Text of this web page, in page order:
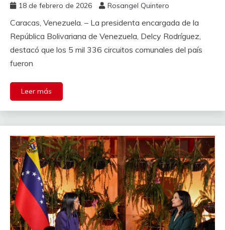
18 de febrero de 2026 Rosangel Quintero
Caracas, Venezuela. – La presidenta encargada de la
República Bolivariana de Venezuela, Delcy Rodríguez,
destacó que los 5 mil 336 circuitos comunales del país
fueron
Leer más